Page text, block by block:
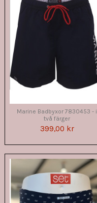
Marine Badbyxor 7830453 - i
två färger
399,00 kr